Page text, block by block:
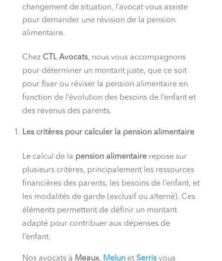
changement de situation, l’avocat vous assiste
pour demander une révision de la pension
alimentaire.
Chez CTL Avocats, nous vous accompagnons
pour déterminer un montant juste, que ce soit
pour fixer ou réviser la pension alimentaire en
fonction de l’évolution des besoins de l’enfant et
des revenus des parents.
Les critères pour calculer la pension alimentaire
Le calcul de la pension alimentairerepose sur
plusieurs critères, principalement les ressources
financières des parents, les besoins de l’enfant, et
les modalités de garde (exclusif ou alterné). Ces
éléments permettent de définir un montant
adapté pour contribuer aux dépenses de
l’enfant.
Nos avocats à Meaux, Melunet Serris vous